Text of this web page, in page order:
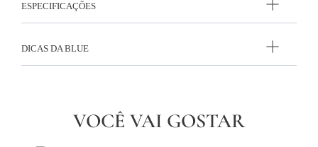
ESPECIFICAÇÕES
DICAS DA BLUE
VOCÊ VAI GOSTAR